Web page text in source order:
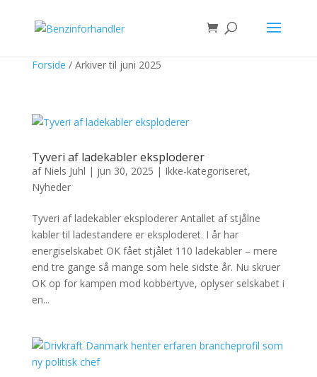
Forside / Arkiver til juni 2025
Tyveri af ladekabler eksploderer
af Niels Juhl | jun 30, 2025 | Ikke-kategoriseret,
Nyheder
Tyveri af ladekabler eksploderer Antallet af stjålne
kabler til ladestandere er eksploderet. I år har
energiselskabet OK fået stjålet 110 ladekabler – mere
end tre gange så mange som hele sidste år. Nu skruer
OK op for kampen mod kobbertyve, oplyser selskabet i
en...